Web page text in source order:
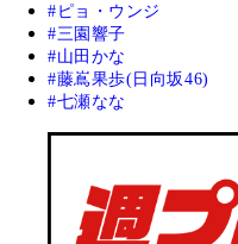
ピョ・ウンジ
三園響子
山田かな
藤嶌果歩(日向坂46)
七瀬なな